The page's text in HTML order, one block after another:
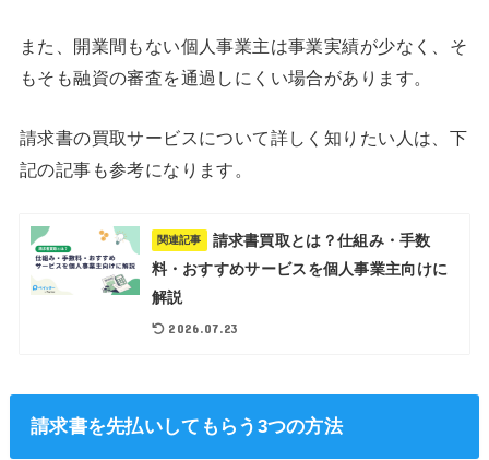
また、開業間もない個人事業主は事業実績が少なく、そ
もそも融資の審査を通過しにくい場合があります。
請求書の買取サービスについて詳しく知りたい人は、下
記の記事も参考になります。
関連記事
請求書買取とは？仕組み・手数
料・おすすめサービスを個人事業主向けに
解説
2026.07.23
請求書を先払いしてもらう3つの方法